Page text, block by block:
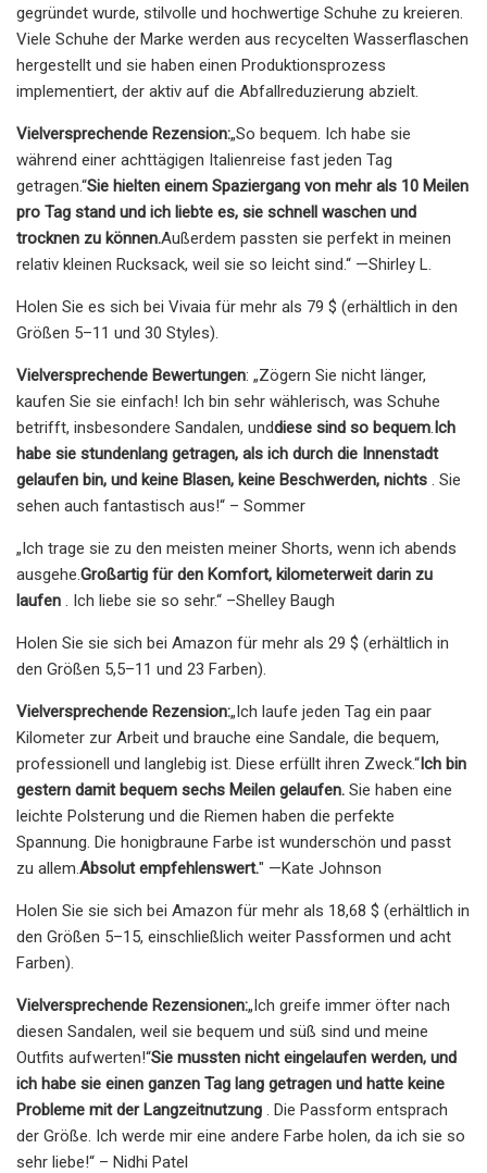
gegründet wurde, stilvolle und hochwertige Schuhe zu kreieren.
Viele Schuhe der Marke werden aus recycelten Wasserflaschen
hergestellt und sie haben einen Produktionsprozess
implementiert, der aktiv auf die Abfallreduzierung abzielt.
Vielversprechende Rezension:„So bequem. Ich habe sie
während einer achttägigen Italienreise fast jeden Tag
getragen.“Sie hielten einem Spaziergang von mehr als 10 Meilen
pro Tag stand und ich liebte es, sie schnell waschen und
trocknen zu können.Außerdem passten sie perfekt in meinen
relativ kleinen Rucksack, weil sie so leicht sind.“ —Shirley L.
Holen Sie es sich bei Vivaia für mehr als 79 $ (erhältlich in den
Größen 5–11 und 30 Styles).
Vielversprechende Bewertungen: „Zögern Sie nicht länger,
kaufen Sie sie einfach! Ich bin sehr wählerisch, was Schuhe
betrifft, insbesondere Sandalen, unddiese sind so bequem.Ich
habe sie stundenlang getragen, als ich durch die Innenstadt
gelaufen bin, und keine Blasen, keine Beschwerden, nichts . Sie
sehen auch fantastisch aus!“ – Sommer
„Ich trage sie zu den meisten meiner Shorts, wenn ich abends
ausgehe.Großartig für den Komfort, kilometerweit darin zu
laufen . Ich liebe sie so sehr.“ –Shelley Baugh
Holen Sie sie sich bei Amazon für mehr als 29 $ (erhältlich in
den Größen 5,5–11 und 23 Farben).
Vielversprechende Rezension:„Ich laufe jeden Tag ein paar
Kilometer zur Arbeit und brauche eine Sandale, die bequem,
professionell und langlebig ist. Diese erfüllt ihren Zweck.“Ich bin
gestern damit bequem sechs Meilen gelaufen. Sie haben eine
leichte Polsterung und die Riemen haben die perfekte
Spannung. Die honigbraune Farbe ist wunderschön und passt
zu allem.Absolut empfehlenswert." —Kate Johnson
Holen Sie sie sich bei Amazon für mehr als 18,68 $ (erhältlich in
den Größen 5–15, einschließlich weiter Passformen und acht
Farben).
Vielversprechende Rezensionen:„Ich greife immer öfter nach
diesen Sandalen, weil sie bequem und süß sind und meine
Outfits aufwerten!“Sie mussten nicht eingelaufen werden, und
ich habe sie einen ganzen Tag lang getragen und hatte keine
Probleme mit der Langzeitnutzung . Die Passform entsprach
der Größe. Ich werde mir eine andere Farbe holen, da ich sie so
sehr liebe!“ – Nidhi Patel